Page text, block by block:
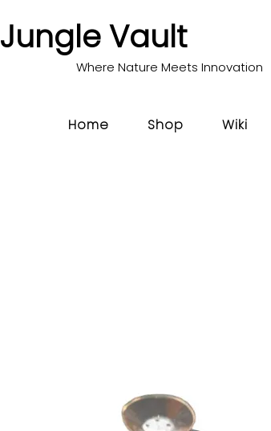
Jungle Vault
Where Nature Meets Innovation
Home Shop Wiki